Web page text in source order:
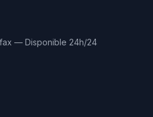
— Disponible 24h/24